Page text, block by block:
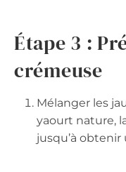
Étape 3 :
crémeuse
Mélanger les
yaourt nature,
jusqu’à